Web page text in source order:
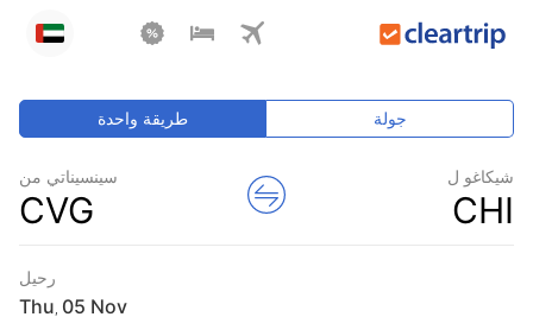
طريقة واحدة جولة
سينسيناتي من
CVG
شيكاغو ل
CHI
رحيل
Thu